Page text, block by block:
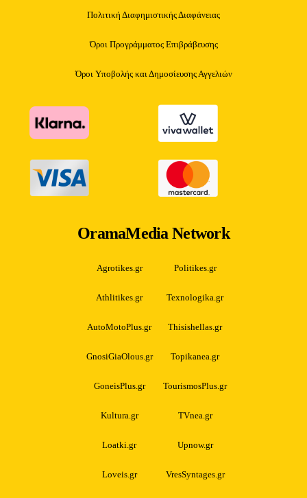
Πολιτική Διαφημιστικής Διαφάνειας
Όροι Προγράμματος Επιβράβευσης
Όροι Υποβολής και Δημοσίευσης Αγγελιών
OramaMedia Network
Agrotikes.gr Politikes.gr
Athlitikes.gr Texnologika.gr
AutoMotoPlus.gr Thisishellas.gr
GnosiGiaOlous.gr Topikanea.gr
GoneisPlus.gr TourismosPlus.gr
Kultura.gr TVnea.gr
Loatki.gr Upnow.gr
Loveis.gr VresSyntages.gr